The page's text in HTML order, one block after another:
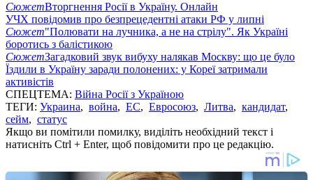
СюжетВторгнення Росії в Україну. Онлайн
УЧХ повідомив про безпрецедентні атаки РФ у липні
Сюжет"Полювати на лучника, а не на стрілу". Як Україні
боротись з балістикою
СюжетЗагадковий звук вибуху налякав Москву: що це було
Їздили в Україну заради полонених: у Кореї затримали
активістів
СПЕЦТЕМА: Війна Росії з Україною
ТЕГИ: Украина, война, ЕС, Евросоюз, Литва, кандидат,
сейм, статус
Якщо ви помітили помилку, виділіть необхідний текст і
натисніть Ctrl + Enter, щоб повідомити про це редакцію.